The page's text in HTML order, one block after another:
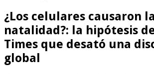
¿Los celulares causaron
natalidad?: la hipótesis
Times que desató una
global